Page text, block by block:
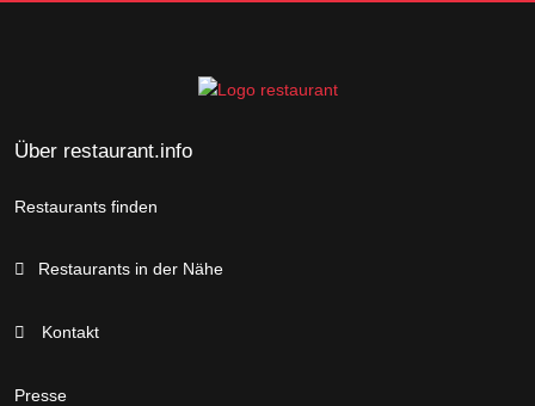
Über restaurant.info
Restaurants finden
Restaurants in der Nähe
Kontakt
Presse